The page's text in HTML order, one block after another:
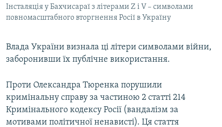
Інсталяція у Бахчисараї з літерами Z і V – символами
повномасштабного вторгнення Росії в Україну
Влада України визнала ці літери символами війни,
заборонивши їх публічне використання.
Проти Олександра Тюренка порушили
кримінальну справу за частиною 2 статті 214
Кримінального кодексу Росії (вандалізм за
мотивами політичної ненависті). Ця стаття